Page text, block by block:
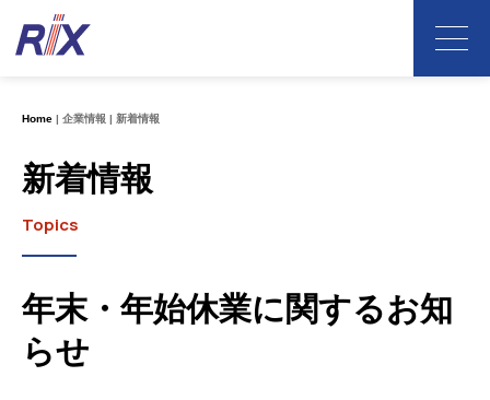
Home 企業情報 新着情報
新着情報
Topics
年末・年始休業に関するお知
らせ